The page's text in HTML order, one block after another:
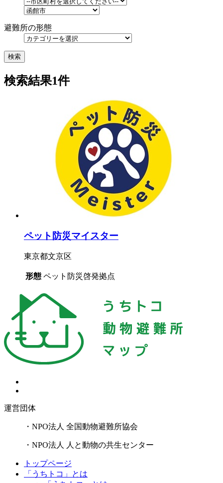
避難所の形態
検索
検索結果1件
ペット防災マイスター
東京都文京区
形態 ペット防災啓発拠点
運営団体
・NPO法人 全国動物避難所協会
・NPO法人 人と動物の共生センター
トップページ
「うちトコ」とは